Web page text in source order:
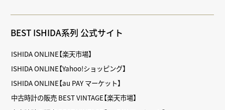
BEST ISHIDA系列 公式サイト
ISHIDA ONLINE【楽天市場】
ISHIDA ONLINE【Yahoo!ショッピング】
ISHIDA ONLINE【au PAY マーケット】
中古時計の販売 BEST VINTAGE【楽天市場】